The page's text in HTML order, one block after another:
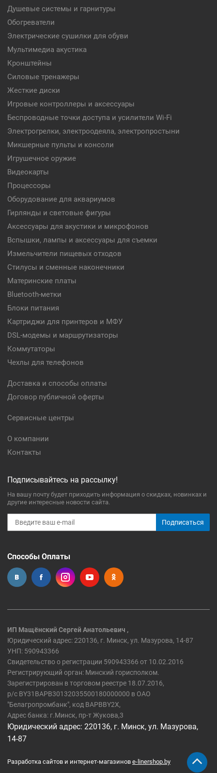
Душевые системы и гарнитуры
Обогреватели
Электрические сушилки для обуви
Мультимедиа акустика
Кронштейны
Силовые тренажеры
Жесткие диски
Игровые контроллеры и аксессуары
Беспроводные точки доступа и усилители Wi-Fi
Электрогрелки, электроодеяла, электропростыни
Микшерные пульты и консоли
Игрушечное оружие
Видеокарты
Процессоры
Оборудование для аквариумов
Гирлянды и световые фигуры
Аксессуары для акустики и микрофонов
Вспышки, лампы и аксессуары для съемки
Измельчители пищевых отходов
Стилусы и сменные наконечники
Материнские платы
Bluetooth-метки
Блоки питания
Картриджи для принтеров и МФУ
DSL-модемы и маршрутизаторы
Коммутаторы
Чехлы для телефонов
Доставка и способы оплаты
Договор публичной оферты
Сервисные центры
О компании
Контакты
Подписывайтесь на рассылку!
На вашу почту будет приходить информация о скидках, новинках и
другие интересные новости сайта.
Подписаться
Способы Оплаты
ИП Мащёнский Сергей Анатольевич ,
Юридический адрес: 220136, г. Минск, ул. Мазурова, 14-87
УНП: 590943366
Свидетельство о регистрации 590943366 от 10.02.2016
Регистрирующий орган: Минский горисполком.
Зарегистрирован в торговом реестре 18.07.2016,
р/c BY31BAPB30132035500180000000 в ОАО
"Белагропромбанк", код BAPBBY2X,
Адрес банка: г.Минск, пр-т Жукова,3
Юридический адрес: 220136, г. Минск, ул. Мазурова,
14-87
Разработка сайтов и интернет-магазинов e-linershop.by